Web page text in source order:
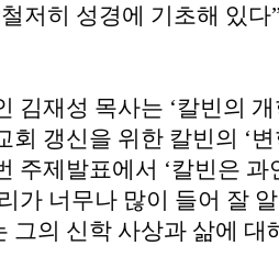
저히 성경에 기초해 있다
김재성 목사는 ‘칼빈의
회 갱신을 위한 칼빈의 ‘
주제발표에서 ‘칼빈은
가 너무나 많이 들어 잘
그의 신학 사상과 삶에 대